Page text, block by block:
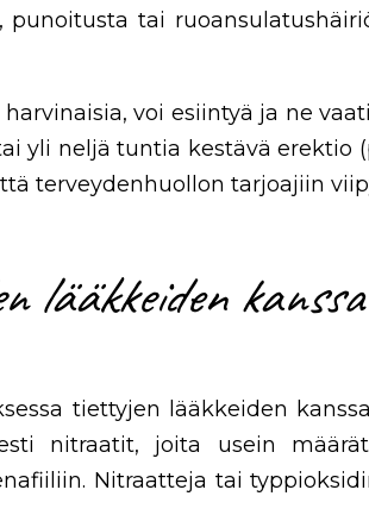
punoitusta tai
voi esiintyä ja ne
yli neljä tuntia kestävä erektio
terveydenhuollon tarjoajiin
lääkkeiden kanssa
tiettyjen lääkkeiden
nitraatit, joita usein
Nitraatteja tai